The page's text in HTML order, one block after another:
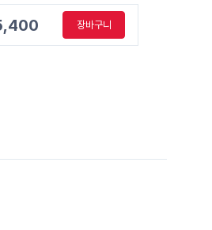
장바구니